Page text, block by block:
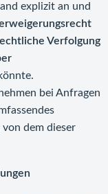
explizit an und
Verfolgung
bei Anfragen
dem dieser